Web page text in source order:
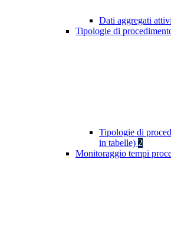
Dati aggregati
Tipologie di
Tipologie di
in tabelle) 2
Monitoraggio tempi